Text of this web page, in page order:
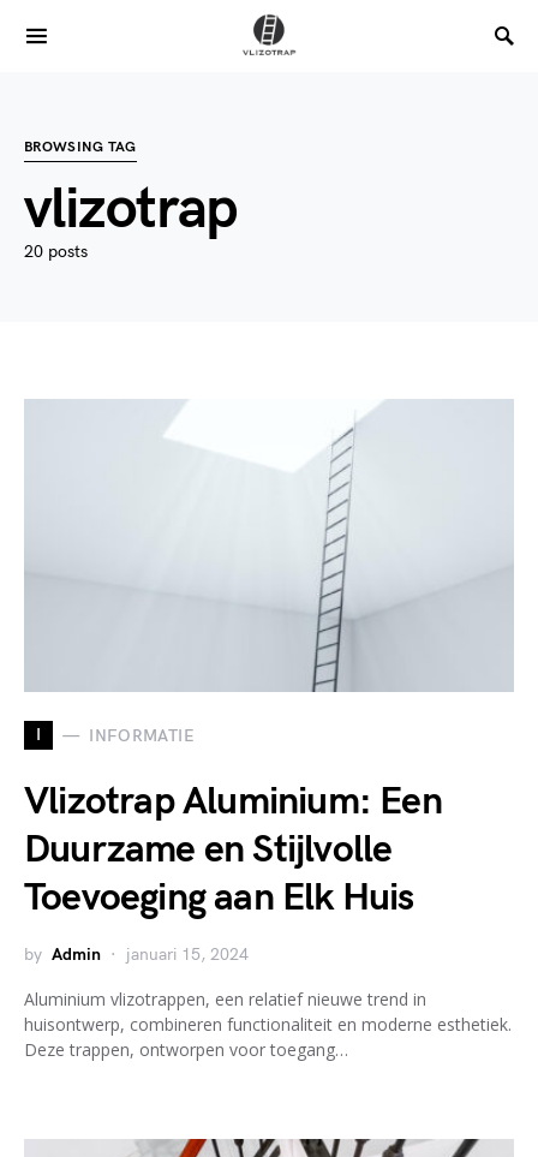
BROWSING TAG
vlizotrap
20 posts
I INFORMATIE
Vlizotrap Aluminium: Een
Duurzame en Stijlvolle
Toevoeging aan Elk Huis
by Admin januari 15, 2024
Aluminium vlizotrappen, een relatief nieuwe trend in
huisontwerp, combineren functionaliteit en moderne esthetiek.
Deze trappen, ontworpen voor toegang…